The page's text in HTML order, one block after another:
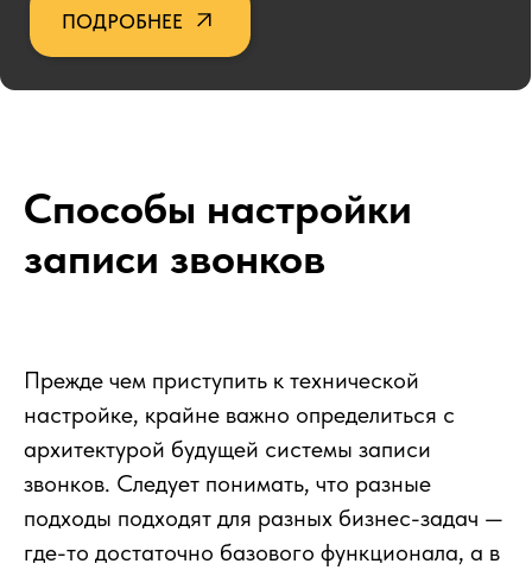
Способы настройки
записи звонков
Прежде чем приступить к технической
настройке, крайне важно определиться с
архитектурой будущей системы записи
звонков. Следует понимать, что разные
подходы подходят для разных бизнес-задач —
где-то достаточно базового функционала, а в